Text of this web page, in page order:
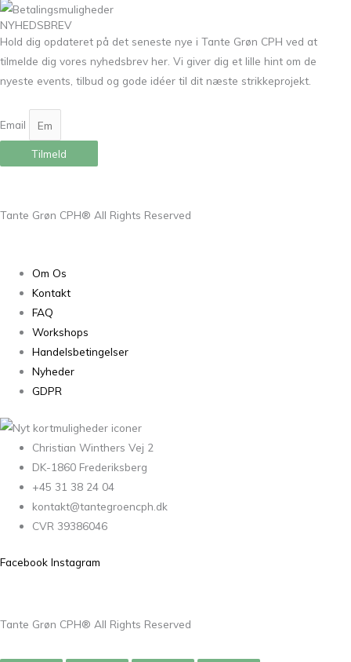
NYHEDSBREV
Hold dig opdateret på det seneste nye i Tante Grøn CPH ved at
tilmelde dig vores nyhedsbrev her. Vi giver dig et lille hint om de
nyeste events, tilbud og gode idéer til dit næste strikkeprojekt.
Email
Tilmeld
Tante Grøn CPH® All Rights Reserved
Om Os
Kontakt
FAQ
Workshops
Handelsbetingelser
Nyheder
GDPR
Christian Winthers Vej 2
DK-1860 Frederiksberg
+45 31 38 24 04
kontakt@tantegroencph.dk
CVR 39386046
Facebook Instagram
Tante Grøn CPH® All Rights Reserved